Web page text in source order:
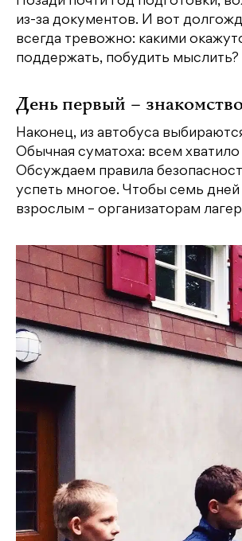
c
e
b
o
k
it
t
e
n
o
kl
s
s
ni
ki
e
g
r
m
п
р
а
и
т
ь
из-за документов. И вот
всегда тревожно: какими
поддержать, побудить
День первый –
Наконец, из автобуса
Обычная суматоха: всем
Обсуждаем правила
успеть многое. Чтобы семь
взрослым – организаторам